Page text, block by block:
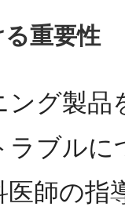
重要性
グ製品
ラブルに
医師の指